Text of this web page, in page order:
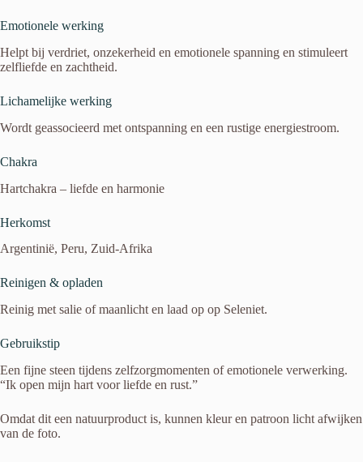
Emotionele werking
Helpt bij verdriet, onzekerheid en emotionele spanning en stimuleert
zelfliefde en zachtheid.
Lichamelijke werking
Wordt geassocieerd met ontspanning en een rustige energiestroom.
Chakra
Hartchakra – liefde en harmonie
Herkomst
Argentinië, Peru, Zuid-Afrika
Reinigen & opladen
Reinig met salie of maanlicht en laad op op Seleniet.
Gebruikstip
Een fijne steen tijdens zelfzorgmomenten of emotionele verwerking.
“Ik open mijn hart voor liefde en rust.”
Omdat dit een natuurproduct is, kunnen kleur en patroon licht afwijken
van de foto.